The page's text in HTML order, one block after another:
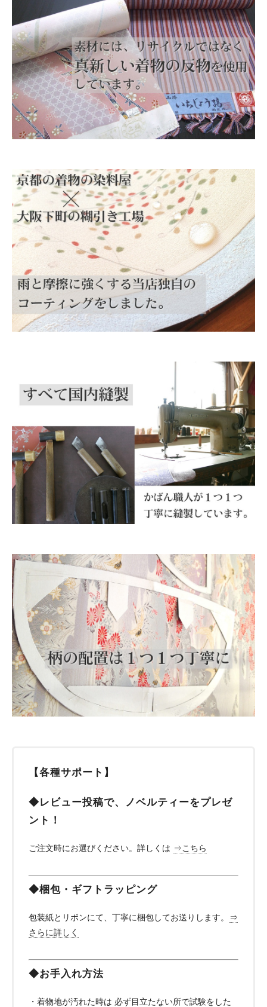
【各種サポート】
◆レビュー投稿で、ノベルティーをプレゼ
ント！
ご注文時にお選びください。詳しくは ⇒こちら
◆梱包・ギフトラッピング
包装紙とリボンにて、丁寧に梱包してお送りします。
⇒
さらに詳しく
◆お手入れ方法
・着物地が汚れた時は 必ず目立たない所で試験をした